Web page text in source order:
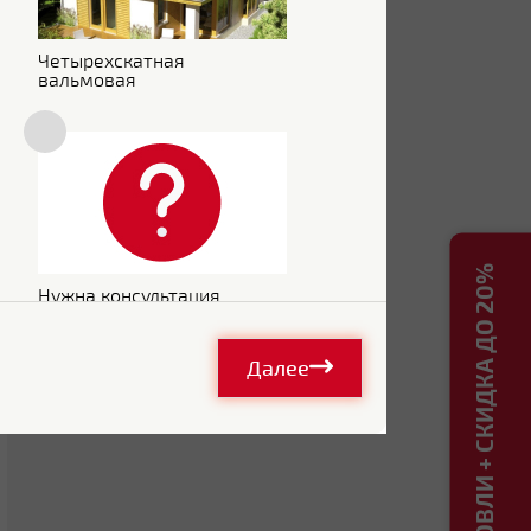
Четырехскатная
вальмовая
Нужна консультация
Далее